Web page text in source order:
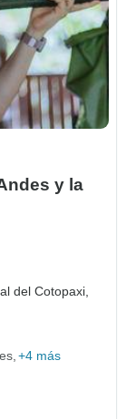
y la
del Cotopaxi,
+4 más